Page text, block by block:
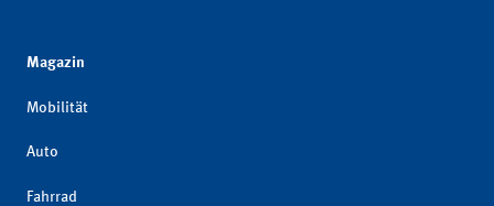
Magazin
Mobilität
Auto
Fahrrad